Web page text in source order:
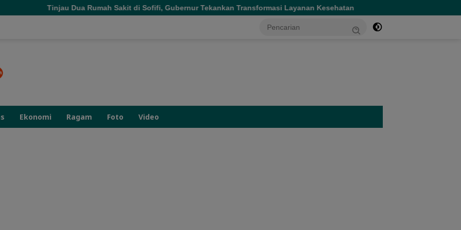
Dua Rumah Sakit di Sofifi, Gubernur Tekankan Transformasi Layanan Kesehatan Gubernur Sherly Tinjau Revitalisasi
Ekonomi Ragam Foto Video